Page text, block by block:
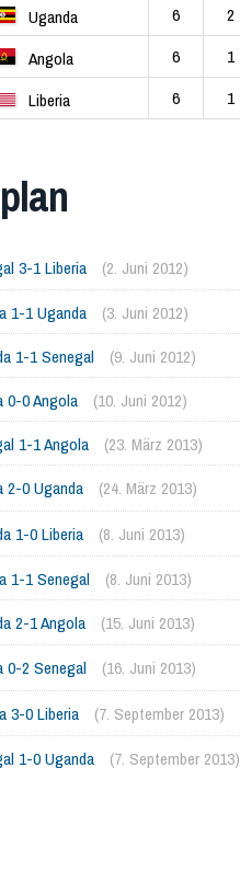
Uganda 6 2
Angola 6 1
Liberia 6 1
3-1 Liberia
(2. Juni 2012)
1-1 Uganda
(3. Juni 2012)
1-1 Senegal
(9. Juni 2012)
0-0 Angola
(10. Juni 2012)
1-1 Angola
(23. März 2013)
2-0 Uganda
(24. März 2013)
1-0 Liberia
(8. Juni 2013)
1-1 Senegal
(8. Juni 2013)
2-1 Angola
(15. Juni 2013)
0-2 Senegal
(16. Juni 2013)
3-0 Liberia
(7. September 2013)
1-0 Uganda
(7. September 2013)